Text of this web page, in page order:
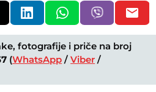
fotografije i priče na broj
(WhatsApp /Viber /